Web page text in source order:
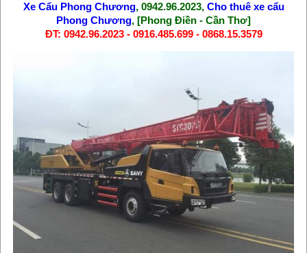
Xe Cẩu Phong Chương, 0942.96.2023, Cho thuê xe cẩu
Phong Chương, [Phong Điền - Cần Thơ]
ĐT: 0942.96.2023 - 0916.485.699 - 0868.15.3579